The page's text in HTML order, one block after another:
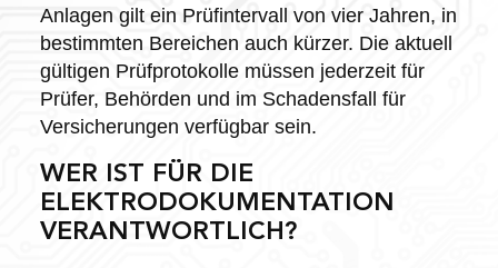
Anlagen gilt ein Prüfintervall von vier Jahren, in
bestimmten Bereichen auch kürzer. Die aktuell
gültigen Prüfprotokolle müssen jederzeit für
Prüfer, Behörden und im Schadensfall für
Versicherungen verfügbar sein.
WER IST FÜR DIE
ELEKTRODOKUMENTATION
VERANTWORTLICH?